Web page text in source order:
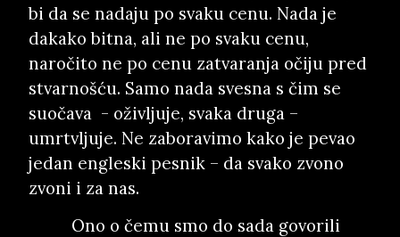
bi da se nadaju po svaku cenu. Nada je
dakako bitna, ali ne po svaku cenu,
naročito ne po cenu zatvaranja očiju pred
stvarnošću. Samo nada svesna s čim se
suočava - oživljuje, svaka druga –
umrtvljuje. Ne zaboravimo kako je pevao
jedan engleski pesnik – da svako zvono
zvoni i za nas.
Ono o čemu smo do sada govorili